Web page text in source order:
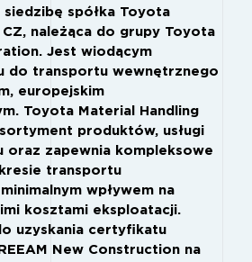
siedzibę spółka Toyota
CZ, należąca do grupy Toyota
Jest wiodącym
do transportu wewnętrznego
europejskim
Toyota Material Handling
produktów, usługi
oraz zapewnia kompleksowe
transportu
wpływem na
kosztami eksploatacji.
uzyskania certyfikatu
New Construction na